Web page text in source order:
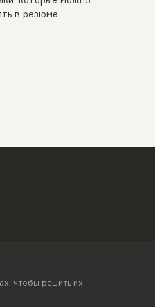
в резюме.
чтобы решить их.